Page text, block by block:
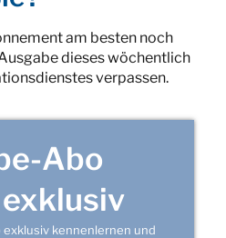
am besten noch
dieses wöchentlich
verpassen.
Abo
exklusiv kennenlernen und